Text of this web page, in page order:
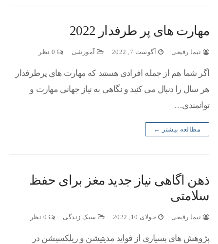
مهارت های پر طرفدار 2022
نیما رفیعی آگوست 7, 2022 آموزشی
اگر شما هم از جمله افرادی هستید که مهارت های پرطرفدار
هر سال را دنبال می کنید و نگاهی به نیاز جهانی مهارت و
توانمندی…
مطالعه بیشتر ←
ذهن اگاهی نیاز جدید مغز برای حفظ
سلامتی
نیما رفیعی جولای 10, 2022 سبک زندگی
پژوهش های بسیاری از فواید مدیتیشن و ریلکسیشن در